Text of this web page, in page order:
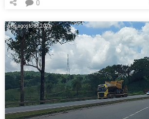
0
6 de agosto de 2026